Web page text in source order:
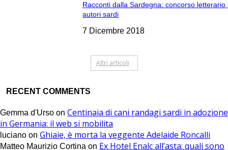
Racconti dalla Sardegna: concorso letterario
autori sardi
7 Dicembre 2018
Altri articoli
RECENT COMMENTS
Gemma d'Urso on Centinaia di cani randagi sardi in adozione
in Germania: il web si mobilita
luciano on Ghiaie, è morta la veggente Adelaide Roncalli
Matteo Maurizio Cortina on Ex Hotel Enalc all’asta: quali sono